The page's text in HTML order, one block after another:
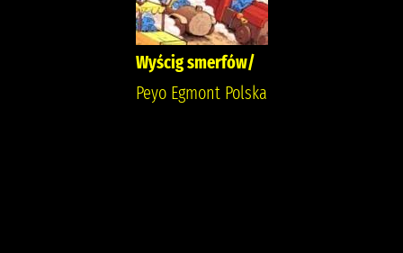
Wyścig smerfów/
Peyo Egmont Polska